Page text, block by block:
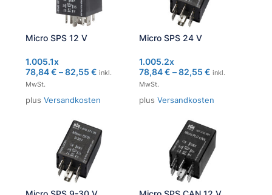
Micro SPS 12 V
1.005.1x
78,84€ –82,55 € inkl.
MwSt.
plus Versandkosten
Micro SPS 24 V
1.005.2x
78,84€ –82,55 € inkl.
MwSt.
plus Versandkosten